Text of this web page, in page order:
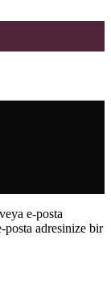
e-posta
adresinize bir